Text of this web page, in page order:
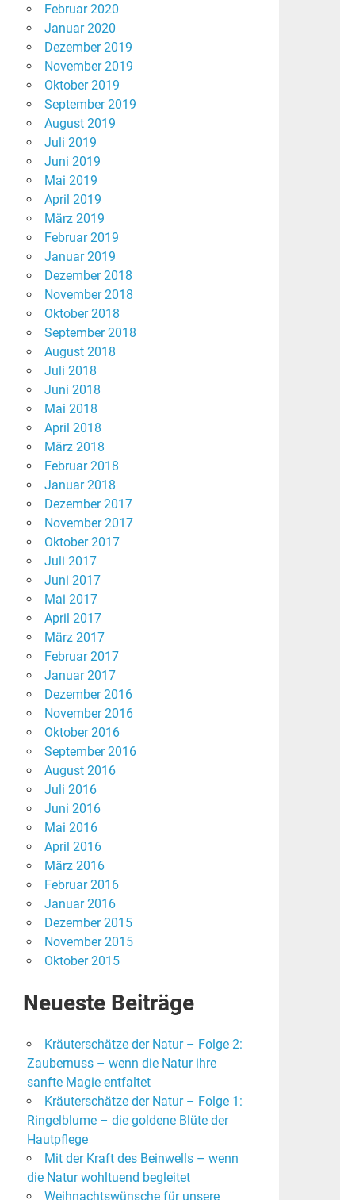
Februar 2020
Januar 2020
Dezember 2019
November 2019
Oktober 2019
September 2019
August 2019
Juli 2019
Juni 2019
Mai 2019
April 2019
März 2019
Februar 2019
Januar 2019
Dezember 2018
November 2018
Oktober 2018
September 2018
August 2018
Juli 2018
Juni 2018
Mai 2018
April 2018
März 2018
Februar 2018
Januar 2018
Dezember 2017
November 2017
Oktober 2017
Juli 2017
Juni 2017
Mai 2017
April 2017
März 2017
Februar 2017
Januar 2017
Dezember 2016
November 2016
Oktober 2016
September 2016
August 2016
Juli 2016
Juni 2016
Mai 2016
April 2016
März 2016
Februar 2016
Januar 2016
Dezember 2015
November 2015
Oktober 2015
Neueste Beiträge
Kräuterschätze der Natur – Folge 2:
Zaubernuss – wenn die Natur ihre
sanfte Magie entfaltet
Kräuterschätze der Natur – Folge 1:
Ringelblume – die goldene Blüte der
Hautpflege
Mit der Kraft des Beinwells – wenn
die Natur wohltuend begleitet
Weihnachtswünsche für unsere